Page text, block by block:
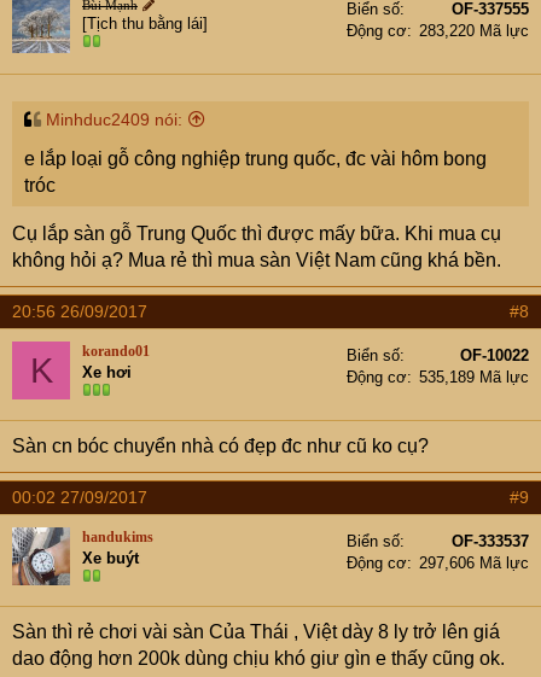
Bùi Mạnh
[Tịch thu bằng lái]
Biển số
OF-337555
Động cơ
283,220 Mã lực
Minhduc2409 nói:
e lắp loại gỗ công nghiệp trung quốc, đc vài hôm bong
tróc
Cụ lắp sàn gỗ Trung Quốc thì được mấy bữa. Khi mua cụ
không hỏi ạ? Mua rẻ thì mua sàn Việt Nam cũng khá bền.
20:56 26/09/2017 #8
K korando01
Xe hơi
Biển số
OF-10022
Động cơ
535,189 Mã lực
Sàn cn bóc chuyển nhà có đẹp đc như cũ ko cụ?
00:02 27/09/2017 #9
handukims
Xe buýt
Biển số
OF-333537
Động cơ
297,606 Mã lực
Sàn thì rẻ chơi vài sàn Của Thái , Việt dày 8 ly trở lên giá
dao động hơn 200k dùng chịu khó giư gìn e thấy cũng ok.